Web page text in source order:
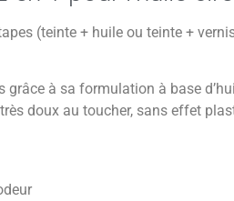
(teinte + huile ou teinte +
grâce à sa formulation à base
très doux au toucher, sans effet